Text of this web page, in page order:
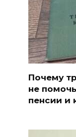
Почему
не
пенсии и